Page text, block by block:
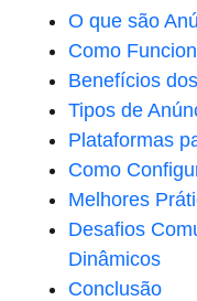
O que são
Como
Benefícios
Tipos de
Plataformas
Como
Melhores
Desafios
Dinâmicos
Conclusão